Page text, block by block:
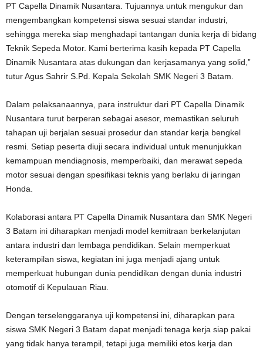
PT Capella Dinamik Nusantara. Tujuannya untuk mengukur dan
mengembangkan kompetensi siswa sesuai standar industri,
sehingga mereka siap menghadapi tantangan dunia kerja di bidang
Teknik Sepeda Motor. Kami berterima kasih kepada PT Capella
Dinamik Nusantara atas dukungan dan kerjasamanya yang solid,”
tutur Agus Sahrir S.Pd. Kepala Sekolah SMK Negeri 3 Batam.
Dalam pelaksanaannya, para instruktur dari PT Capella Dinamik
Nusantara turut berperan sebagai asesor, memastikan seluruh
tahapan uji berjalan sesuai prosedur dan standar kerja bengkel
resmi. Setiap peserta diuji secara individual untuk menunjukkan
kemampuan mendiagnosis, memperbaiki, dan merawat sepeda
motor sesuai dengan spesifikasi teknis yang berlaku di jaringan
Honda.
Kolaborasi antara PT Capella Dinamik Nusantara dan SMK Negeri
3 Batam ini diharapkan menjadi model kemitraan berkelanjutan
antara industri dan lembaga pendidikan. Selain memperkuat
keterampilan siswa, kegiatan ini juga menjadi ajang untuk
memperkuat hubungan dunia pendidikan dengan dunia industri
otomotif di Kepulauan Riau.
Dengan terselenggaranya uji kompetensi ini, diharapkan para
siswa SMK Negeri 3 Batam dapat menjadi tenaga kerja siap pakai
yang tidak hanya terampil, tetapi juga memiliki etos kerja dan